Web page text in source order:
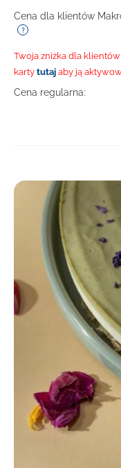
Cena dla klientów
Twoja zniżka dla
karty tutaj aby ją
Cena regularna: